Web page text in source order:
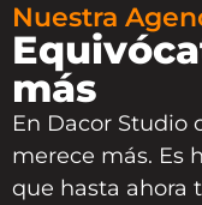
Nuestra
más
En Dacor Studio
merece más. Es
que hasta ahora